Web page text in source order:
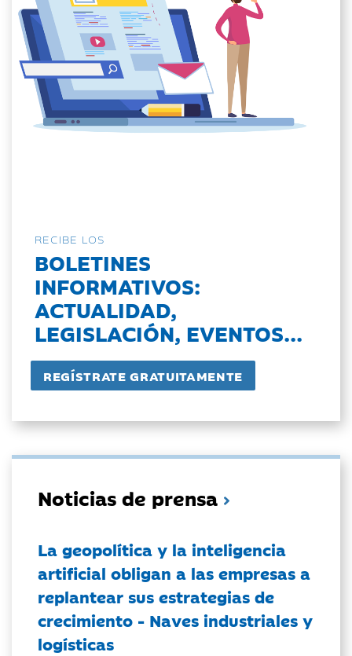
RECIBE LOS
BOLETINES
INFORMATIVOS:
ACTUALIDAD,
LEGISLACIÓN, EVENTOS...
Noticias de prensa
La geopolítica y la inteligencia
artificial obligan a las empresas a
replantear sus estrategias de
crecimiento - Naves industriales y
logísticas